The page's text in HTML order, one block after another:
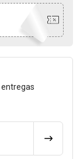
entregas